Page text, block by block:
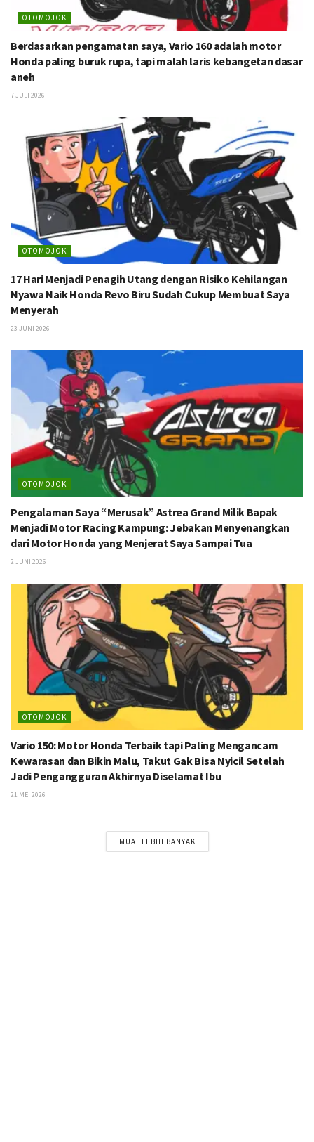
OTOMOJOK
Berdasarkan pengamatan saya, Vario 160 adalah motor
Honda paling buruk rupa, tapi malah laris kebangetan dasar
aneh
7 JULI 2026
OTOMOJOK
17 Hari Menjadi Penagih Utang dengan Risiko Kehilangan
Nyawa Naik Honda Revo Biru Sudah Cukup Membuat Saya
Menyerah
23 JUNI 2026
OTOMOJOK
Pengalaman Saya “Merusak” Astrea Grand Milik Bapak
Menjadi Motor Racing Kampung: Jebakan Menyenangkan
dari Motor Honda yang Menjerat Saya Sampai Tua
2 JUNI 2026
OTOMOJOK
Vario 150: Motor Honda Terbaik tapi Paling Mengancam
Kewarasan dan Bikin Malu, Takut Gak Bisa Nyicil Setelah
Jadi Pengangguran Akhirnya Diselamat Ibu
21 MEI 2026
MUAT LEBIH BANYAK